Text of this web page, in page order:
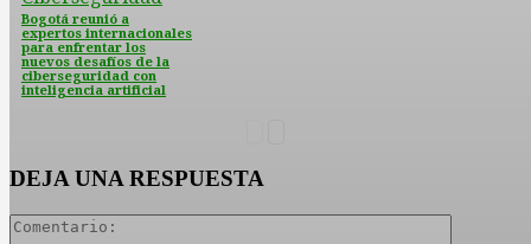
Bogotá reunió a
expertos internacionales
para enfrentar los
nuevos desafíos de la
ciberseguridad con
inteligencia artificial
DEJA UNA RESPUESTA